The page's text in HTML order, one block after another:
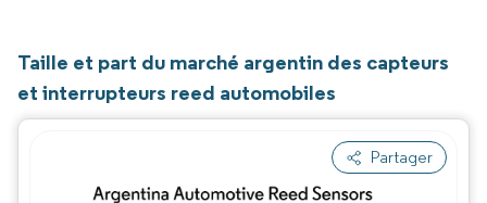
Taille et part du marché argentin des capteurs
et interrupteurs reed automobiles
Partager